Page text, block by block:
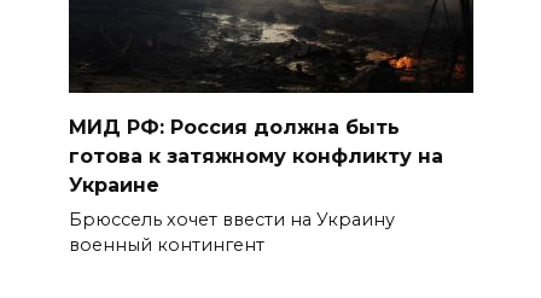
МИД РФ: Россия должна быть
готова к затяжному конфликту на
Украине
Брюссель хочет ввести на Украину
военный контингент